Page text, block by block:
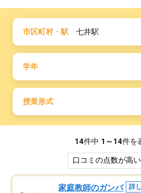
市区町村・駅 七井駅
学年
授業形式
14件中 1～14件を
家庭教師のガンバ 詳